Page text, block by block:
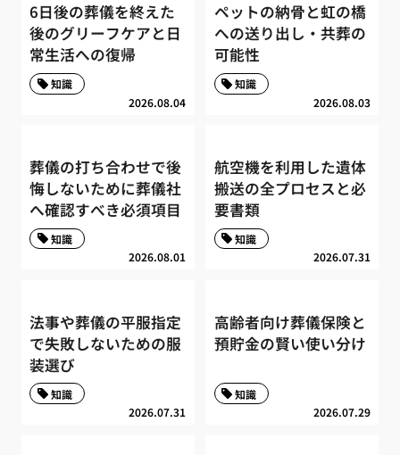
6日後の葬儀を終えた
後のグリーフケアと日
常生活への復帰
2026.08.04
知識
ペットの納骨と虹の橋
への送り出し・共葬の
可能性
2026.08.03
知識
葬儀の打ち合わせで後
悔しないために葬儀社
へ確認すべき必須項目
2026.08.01
知識
航空機を利用した遺体
搬送の全プロセスと必
要書類
2026.07.31
知識
法事や葬儀の平服指定
で失敗しないための服
装選び
2026.07.31
知識
高齢者向け葬儀保険と
預貯金の賢い使い分け
2026.07.29
知識